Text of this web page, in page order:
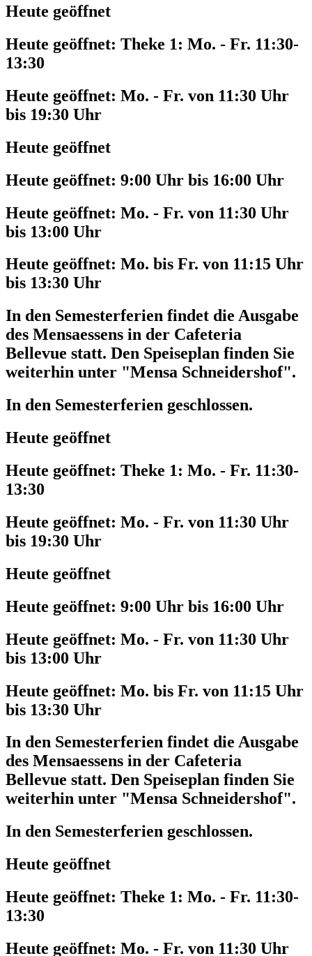
Heute geöffnet
Heute geöffnet: Theke 1: Mo. - Fr. 11:30-
13:30
Heute geöffnet: Mo. - Fr. von 11:30 Uhr
bis 19:30 Uhr
Heute geöffnet
Heute geöffnet: 9:00 Uhr bis 16:00 Uhr
Heute geöffnet: Mo. - Fr. von 11:30 Uhr
bis 13:00 Uhr
Heute geöffnet: Mo. bis Fr. von 11:15 Uhr
bis 13:30 Uhr
In den Semesterferien findet die Ausgabe
des Mensaessens in der Cafeteria
Bellevue statt. Den Speiseplan finden Sie
weiterhin unter "Mensa Schneidershof".
In den Semesterferien geschlossen.
Heute geöffnet
Heute geöffnet: Theke 1: Mo. - Fr. 11:30-
13:30
Heute geöffnet: Mo. - Fr. von 11:30 Uhr
bis 19:30 Uhr
Heute geöffnet
Heute geöffnet: 9:00 Uhr bis 16:00 Uhr
Heute geöffnet: Mo. - Fr. von 11:30 Uhr
bis 13:00 Uhr
Heute geöffnet: Mo. bis Fr. von 11:15 Uhr
bis 13:30 Uhr
In den Semesterferien findet die Ausgabe
des Mensaessens in der Cafeteria
Bellevue statt. Den Speiseplan finden Sie
weiterhin unter "Mensa Schneidershof".
In den Semesterferien geschlossen.
Heute geöffnet
Heute geöffnet: Theke 1: Mo. - Fr. 11:30-
13:30
Heute geöffnet: Mo. - Fr. von 11:30 Uhr